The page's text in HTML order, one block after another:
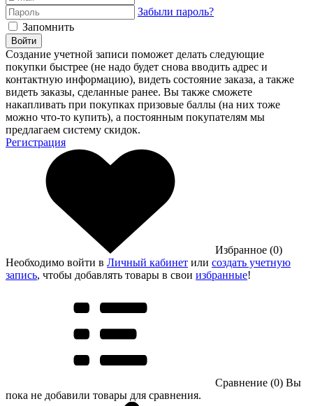
Забыли пароль?
Запомнить
Войти
Создание учетной записи поможет делать следующие
покупки быстрее (не надо будет снова вводить адрес и
контактную информацию), видеть состояние заказа, а также
видеть заказы, сделанные ранее. Вы также сможете
накапливать при покупках призовые баллы (на них тоже
можно что-то купить), а постоянным покупателям мы
предлагаем систему скидок.
Регистрация
Избранное (0)
Необходимо войти в Личный кабинет или создать учетную
запись, чтобы добавлять товары в свои избранные!
Сравнение (0) Вы
пока не добавили товары для сравнения.